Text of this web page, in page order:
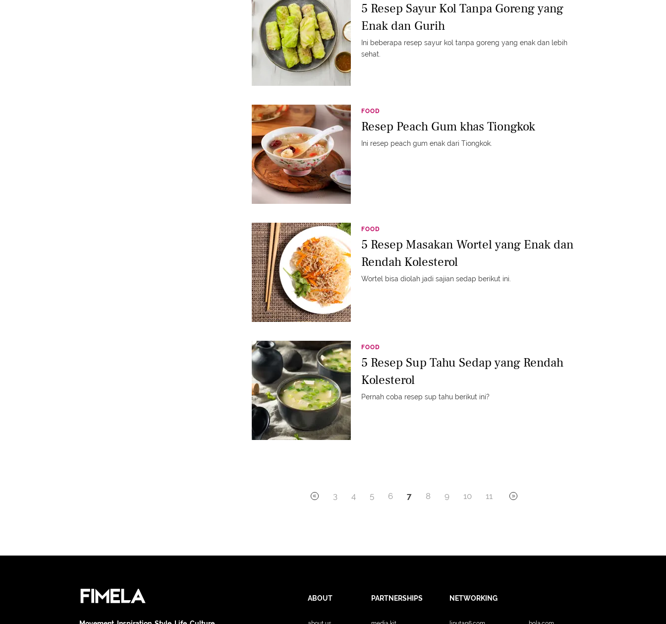
5 Resep Sayur Kol Tanpa Goreng yang
Enak dan Gurih
Ini beberapa resep sayur kol tanpa goreng yang enak dan lebih
sehat.
FOOD
Resep Peach Gum khas Tiongkok
Ini resep peach gum enak dari Tiongkok.
FOOD
5 Resep Masakan Wortel yang Enak dan
Rendah Kolesterol
Wortel bisa diolah jadi sajian sedap berikut ini.
FOOD
5 Resep Sup Tahu Sedap yang Rendah
Kolesterol
Pernah coba resep sup tahu berikut ini?
3 4 5 6 7 8 9 10 11
ABOUT PARTNERSHIPS NETWORKING